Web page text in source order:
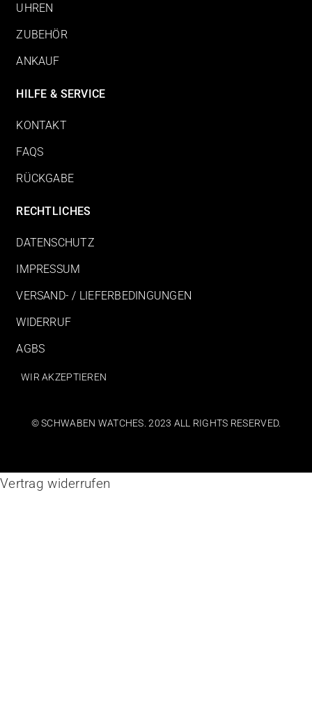
UHREN
ZUBEHÖR
ANKAUF
HILFE & SERVICE
KONTAKT
FAQS
RÜCKGABE
RECHTLICHES
DATENSCHUTZ
IMPRESSUM
VERSAND- / LIEFERBEDINGUNGEN
WIDERRUF
AGBS
WIR AKZEPTIEREN
© SCHWABEN WATCHES. 2023 ALL RIGHTS RESERVED.
Vertrag widerrufen